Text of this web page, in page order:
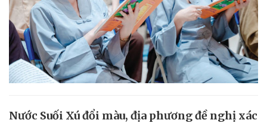
Nước Suối Xú đổi màu, địa phương đề nghị xác